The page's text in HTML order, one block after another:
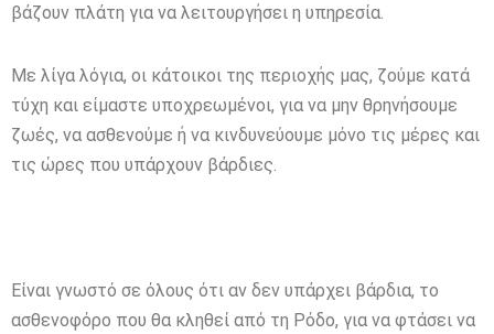
βάζουν πλάτη για να λειτουργήσει η υπηρεσία.
Με λίγα λόγια, οι κάτοικοι της περιοχής μας, ζούμε κατά
τύχη και είμαστε υποχρεωμένοι, για να μην θρηνήσουμε
ζωές, να ασθενούμε ή να κινδυνεύουμε μόνο τις μέρες και
τις ώρες που υπάρχουν βάρδιες.
Είναι γνωστό σε όλους ότι αν δεν υπάρχει βάρδια, το
ασθενοφόρο που θα κληθεί από τη Ρόδο, για να φτάσει να